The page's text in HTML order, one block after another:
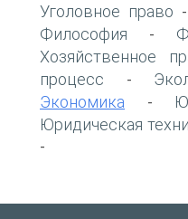
Уголовное право -
Философия -
Хозяйственное
процесс -
Экономика -
Юридическая
-